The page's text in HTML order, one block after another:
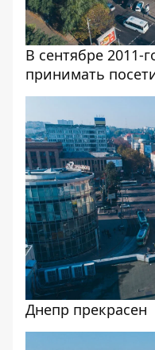
В сентябре 2011-
принимать
Днепр прекрасен